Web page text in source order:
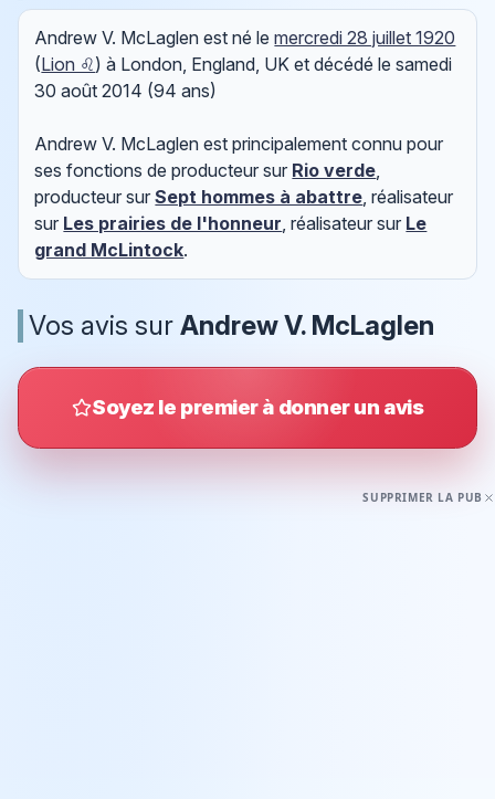
Andrew V. McLaglen est né lemercredi 28 juillet 1920
(Lion ♌) à London, England, UK et décédé lesamedi
30 août 2014 (94 ans)
Andrew V. McLaglen est principalement connu pour
ses fonctions de producteur sur Rio verde,
producteur surSept hommes à abattre, réalisateur
sur Les prairies de l'honneur, réalisateur sur Le
grand McLintock.
Vos avis sur Andrew V. McLaglen
Soyez le premier à donner un avis
SUPPRIMER LA PUB